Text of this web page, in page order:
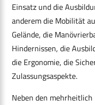
Einsatz und die
anderem die Mobilität
Gelände, die
Hindernissen, die
die Ergonomie, die
Zulassungsaspekte.
Neben den